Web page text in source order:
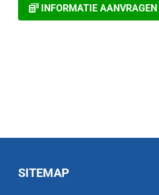
INFORMATIE AANVRAGEN
SITEMAP